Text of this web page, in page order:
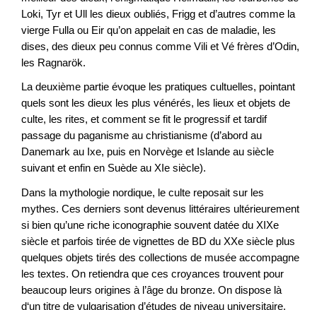
Loki, Tyr et Ull les dieux oubliés, Frigg et d’autres comme la
vierge Fulla ou Eir qu’on appelait en cas de maladie, les
dises, des dieux peu connus comme Vili et Vé frères d’Odin,
les Ragnarök.
La deuxième partie évoque les pratiques cultuelles, pointant
quels sont les dieux les plus vénérés, les lieux et objets de
culte, les rites, et comment se fit le progressif et tardif
passage du paganisme au christianisme (d’abord au
Danemark au Ixe, puis en Norvège et Islande au siècle
suivant et enfin en Suède au XIe siècle).
Dans la mythologie nordique, le culte reposait sur les
mythes. Ces derniers sont devenus littéraires ultérieurement
si bien qu’une riche iconographie souvent datée du XIXe
siècle et parfois tirée de vignettes de BD du XXe siècle plus
quelques objets tirés des collections de musée accompagne
les textes. On retiendra que ces croyances trouvent pour
beaucoup leurs origines à l’âge du bronze. On dispose là
d‘un titre de vulgarisation d’études de niveau universitaire.